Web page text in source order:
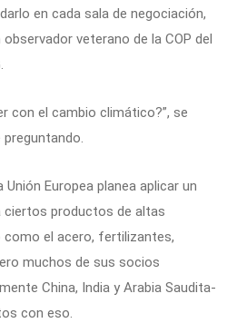
en cada sala de negociación,
veterano de la COP del
con el cambio climático?”, se
Europea planea aplicar un
productos de altas
como el acero, fertilizantes,
muchos de sus socios
China, India y Arabia Saudita-
con eso.